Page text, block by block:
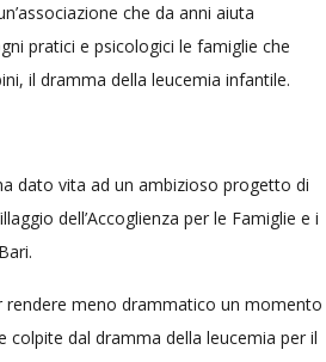
che da anni aiuta
pratici e psicologici le famiglie che
il dramma della leucemia infantile.
dato vita ad un ambizioso progetto di
dell’Accoglienza per le Famiglie e i
rendere meno drammatico un momento
colpite dal dramma della leucemia per il